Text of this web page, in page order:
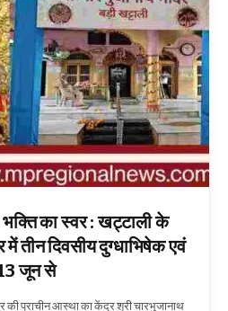
भक्ति का स्वर : खट्टाली के
में तीन दिवसीय दुग्धाभिषेक एवं
जून से
की प्राचीन आस्था का केंद्र श्री चारभुजानाथ